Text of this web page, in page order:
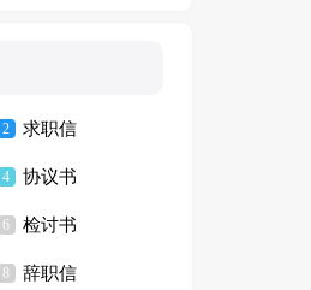
2 求职信
4 协议书
6 检讨书
8 辞职信